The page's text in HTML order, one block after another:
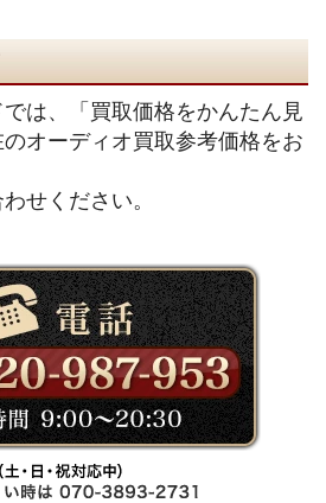
は、「買取価格をかんたん見
オーディオ買取参考価格をお
せください。